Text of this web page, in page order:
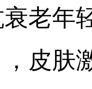
老年
皮肤